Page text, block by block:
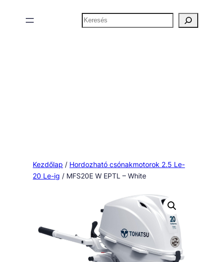
Keresés
Kezdőlap / Hordozható csónakmotorok 2.5 Le-
20 Le-ig / MFS20E W EPTL – White